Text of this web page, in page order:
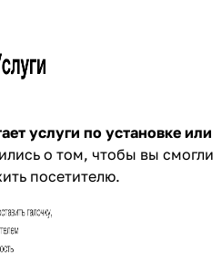
услуги по установке или
о том, чтобы вы смогли
посетителю.